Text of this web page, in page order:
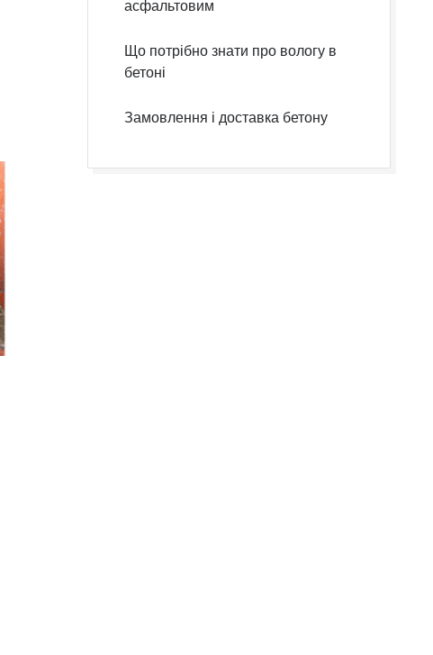
асфальтовим
Що потрібно знати про вологу в
бетоні
Замовлення і доставка бетону